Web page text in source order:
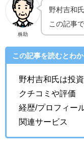
株助
野村吉和
この記事
この記事を読むとわ
野村吉和氏は投
クチコミや評価
経歴/プロフィー
関連サービス